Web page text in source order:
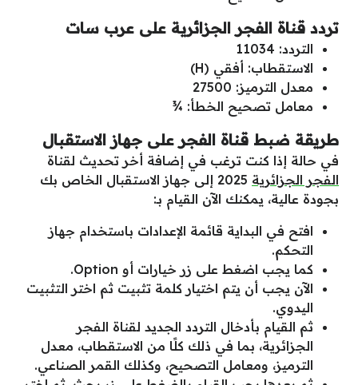
تردد قناة الفجر الجزائرية على عرب سات
التردد: 11034
الاستقطاب: أفقي (H)
معدل الترميز: 27500
معامل تصحيح الخطأ: ¾
طريقة ضبط قناة الفجر على جهاز الاستقبال
في حالة إذا كنت ترغب في إضافة أخر تحديث لقناة
الفجر الجزائرية
2025 إلى جهاز الاستقبال الخاص بك
بجودة عالية، يمكنك الآن القيام بـ:
افتح في البداية قائمة الإعدادات باستخدام جهاز
التحكم.
كما يجب اضغط على زر خيارات أو Option.
الآن يجب أن يتم اختيار كلمة تثبيت ثم اختر التثبيت
اليدوي.
ثم القيام بأدخال التردد الجديد لقناة الفجر
الجزائرية، بما في ذلك كلًا من الاستقطاب، معدل
الترميز، ومعامل التصحيح، وكذلك القمر الصناعي.